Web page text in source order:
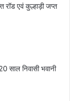
एवं कुल्हाड़ी जप्त
साल निवासी भवानी